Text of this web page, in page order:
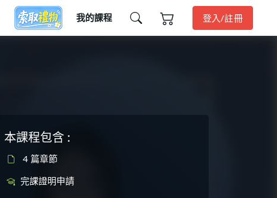
我的課程 登入/註冊
本課程包含 :
4 篇章節
完課證明申請